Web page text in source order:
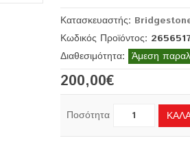
Κατασκευαστής:
Κωδικός Προϊόντος:
Διαθεσιμότητα: Άμεση
200,00€
Ποσότητα